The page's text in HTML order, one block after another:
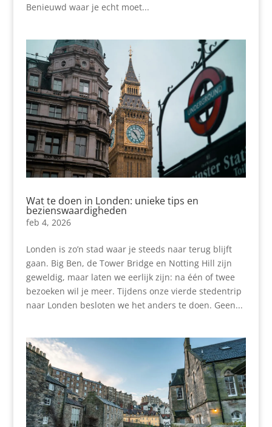
Benieuwd waar je echt moet...
Wat te doen in Londen: unieke tips en
bezienswaardigheden
feb 4, 2026
Londen is zo’n stad waar je steeds naar terug blijft
gaan. Big Ben, de Tower Bridge en Notting Hill zijn
geweldig, maar laten we eerlijk zijn: na één of twee
bezoeken wil je meer. Tijdens onze vierde stedentrip
naar Londen besloten we het anders te doen. Geen...